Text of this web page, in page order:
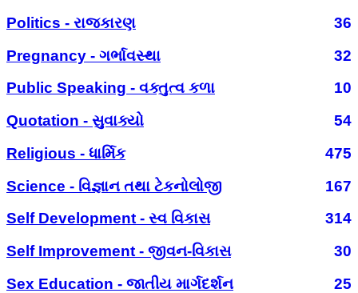
Politics - રાજકારણ
36
Pregnancy - ગર્ભાવસ્થા
32
Public Speaking - વક્તુત્વ કળા
10
Quotation - સુવાક્યો
54
Religious - ધાર્મિક
475
Science - વિજ્ઞાન તથા ટેકનોલોજી
167
Self Development - સ્વ વિકાસ
314
Self Improvement - જીવન-વિકાસ
30
Sex Education - જાતીય માર્ગદર્શન
25